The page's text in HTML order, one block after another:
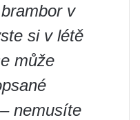
v
si v létě
může
nemusíte